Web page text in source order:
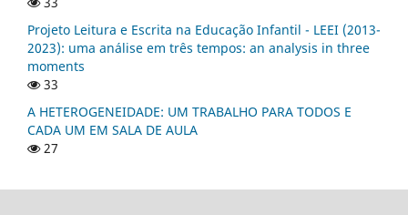
Projeto Leitura e Escrita na Educação Infantil - LEEI (2013-
2023): uma análise em três tempos: an analysis in three
moments
33
A HETEROGENEIDADE: UM TRABALHO PARA TODOS E
CADA UM EM SALA DE AULA
27